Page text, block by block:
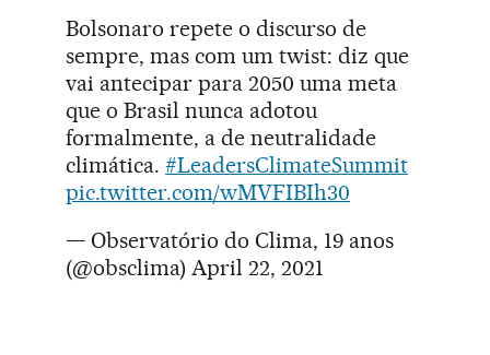
Bolsonaro repete o discurso de
sempre, mas com um twist: diz que
vai antecipar para 2050 uma meta
que o Brasil nunca adotou
formalmente, a de neutralidade
climática. #LeadersClimateSummit
pic.twitter.com/wMVFIBIh30
— Observatório do Clima, 19 anos
(@obsclima) April 22, 2021